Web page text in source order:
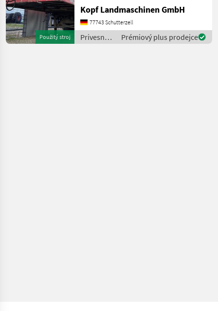
Použitý stroj
Schubbodenanhänger
Lenkachse / Liftachse
Baujahr 1995 3-Achs
Bereifung 385/65/22, 5 60m³
Kopf Landmaschinen GmbH
77743 Schutterzell
Privesné
vozíky /
Prémiový plus prodejce